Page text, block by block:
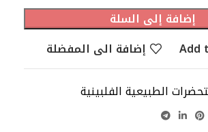
إضافة إلى السلة
Add
إضافة الى المفضلة
الطبيعية الفلبينية